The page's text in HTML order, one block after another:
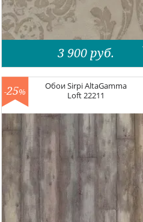
3 900 руб.
ОбоиSirpi AltaGamma
Loft22211
-25%